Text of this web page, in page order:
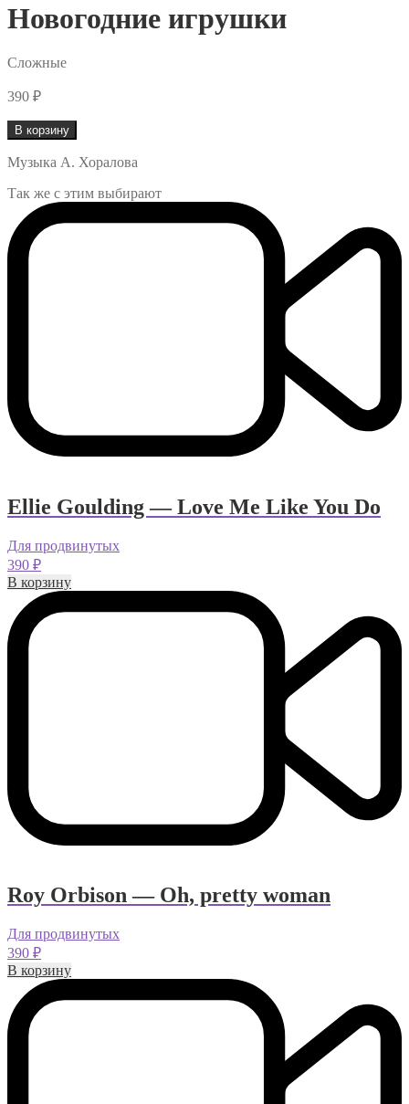
Новогодние игрушки
Сложные
390 ₽
Количество
товара
Новогодние
В корзину
Музыка А. Хоралова
Так же с этим выбирают
Ellie Goulding — Love Me Like You Do
Для продвинутых
390 ₽
В корзину
Roy Orbison — Oh, pretty woman
Для продвинутых
390 ₽
В корзину